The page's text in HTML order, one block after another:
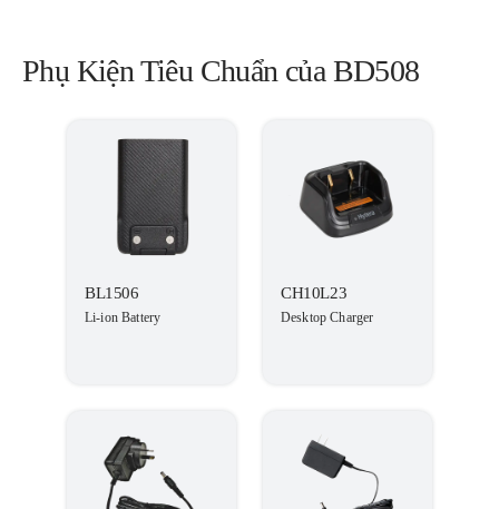
Phụ Kiện Tiêu Chuẩn của BD508
BL1506
Li-ion Battery
CH10L23
Desktop Charger